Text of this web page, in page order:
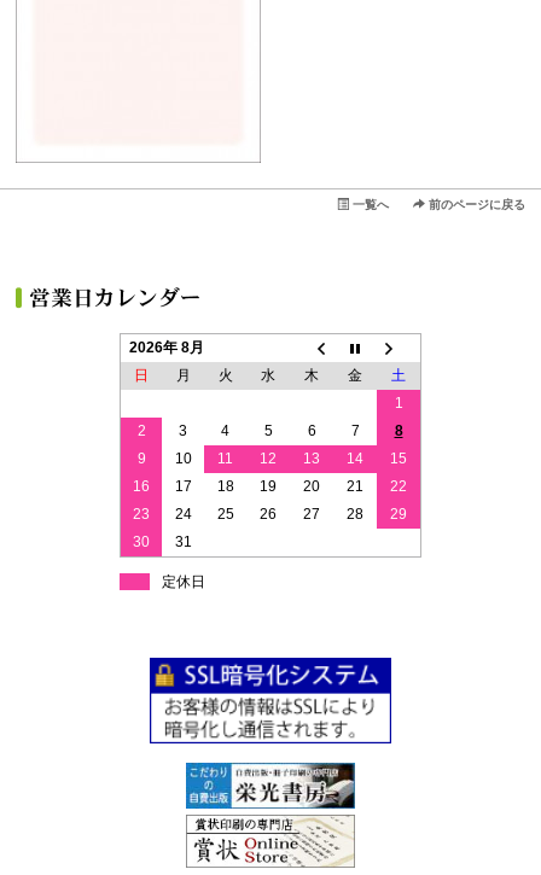
一覧へ 前のページに戻る
2026年 8月
日
月 火 水 木 金
土
1
2
3 4 5 6 7
8
9
10 11 12 13 14
15
16
17 18 19 20 21
22
23
24 25 26 27 28
29
30
31
定休日